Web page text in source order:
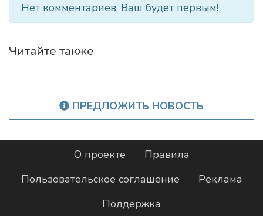
Нет комментариев. Ваш будет первым!
Читайте также
ПРЕДЛОЖИТЬ НОВОСТЬ
О проекте
Правила
Пользовательское соглашение
Реклама
Поддержка